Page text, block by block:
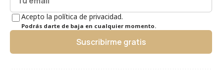
Acepto la política de privacidad.
Podrás darte de baja en cualquier momento.
Suscribirme gratis